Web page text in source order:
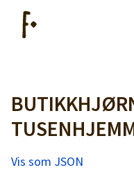
Artikler
Hjelp
Vis som JSON